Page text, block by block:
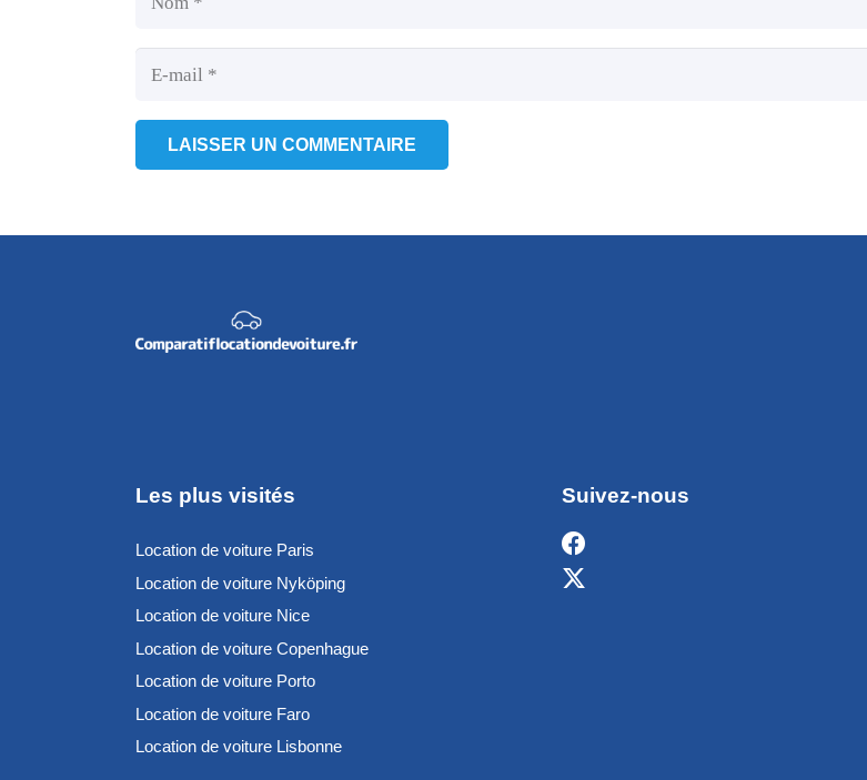
LAISSER UN COMMENTAIRE
Les plus visités
Location de voiture Paris
Location de voiture Nyköping
Location de voiture Nice
Location de voiture Copenhague
Location de voiture Porto
Location de voiture Faro
Location de voiture Lisbonne
Suivez-nous